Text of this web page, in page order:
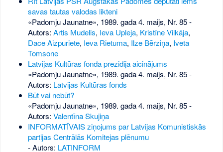
savas tautas valodas likteni
«Padomju Jaunatne», 1989. gada 4. maijs, Nr. 85-
Autors: Artis Mudelis, Ieva Upleja, Kristīne Vilkāja,
Dace Aizpuriete, Ieva Rietuma, Ilze Bērziņa, Iveta
Tomsone
Latvijas Kultūras fonda prezidija aicinājums
«Padomju Jaunatne», 1989. gada 4. maijs, Nr. 85-
Autors: Latvijas Kultūras fonds
Būt vai nebūt?
«Padomju Jaunatne», 1989. gada 4. maijs, Nr. 85-
Autors: Valentīna Skujiņa
INFORMATĪVAIS ziņojums par Latvijas Komunistiskās
partijas Centrālās Komitejas plēnumu
- Autors: LATINFORM